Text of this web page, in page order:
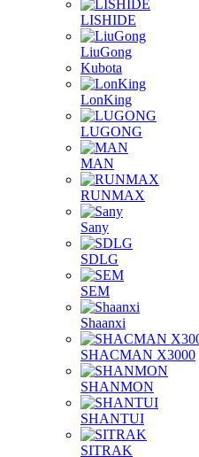
LISHIDE
LiuGong
Kubota
LonKing
LUGONG
MAN
RUNMAX
Sany
SDLG
SEM
Shaanxi
SHACMAN X3000
SHANMON
SHANTUI
SITRAK